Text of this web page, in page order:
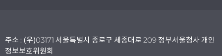
주소 : (우)03171 서울특별시 종로구 세종대로 209 정부서울청사 개인
정보보호위원회